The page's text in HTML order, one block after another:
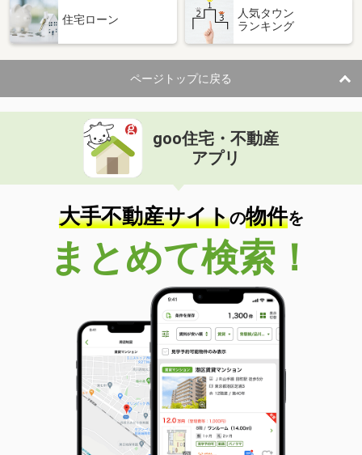
住宅ローン
人気タウン
ランキング
ページトップに戻る
goo住宅・不動産
アプリ
大手不動産サイトの物件を
まとめて検索！